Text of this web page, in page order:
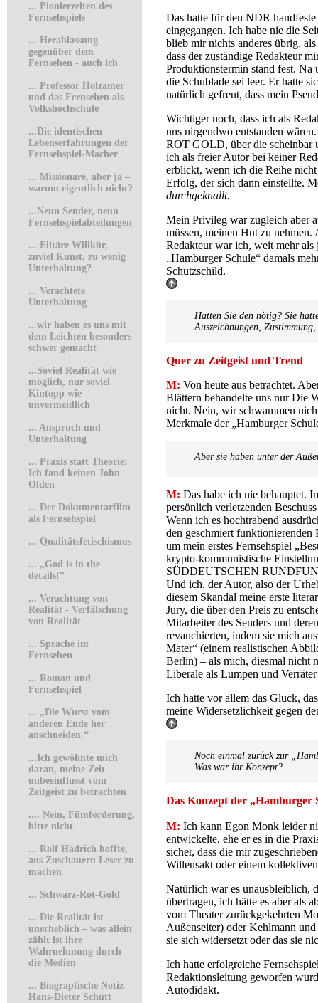
... Pionierzeiten des
Fernsehspiels
... Herablassung
gegenüber dem
Fernsehen - auch ich
... Professor Holzamer
und das Fernsehen als
Volkshochschule
...Die identischen
Lebenserfahrungen der
Fernsehspiel-Macher
... Missionare, aber ja –
warum eigentlich nicht?
...Neun Sender, neun
Fernsehspielabteilungen
... Elitäre Willkür,
zuviel Kunst, zu wenig
Unterhaltung?
... Verachtete
Unterhaltung
...wir haben es uns mit
dem Leichten besonders
schwer gemacht
...Soviel Realität wie
möglich, nur soviel
Kintopp wie
unvermeidlich
... Anspruch und
Unterhaltung
... Praxis statt Theorie:
Ich fand keinen John
Olden
... Der Dokumentarfilm
als Fernsehspiel
... Qualitätsfetischismus
... „God is in the
details!“
... Verachtung von
Realität - Verfälschung
von Realität
... Sprache im
Fernsehen
... Roman und
Fernsehspiel
... „Die Wurst vom
anderen Ende her
anschneiden.“
...Ich gewöhnte mich
daran, meine Zeit
unbeeinflusst vom
Zeitgeist zu betrachten
.... Nein, Filmförderung,
bitte nicht
... Rolf Hädrich hoffte,
aus Zuschauern Leser zu
machen
... Schwarz-Rot-Gold
... Die Realität ist
unerheblich – was allein
zählt ist ihre
Wahrnehmung durch
die Medien
... Biograpfische Notiz
Hans-Dieter Schütt
Das hatte für den NDR
eingegangen. Ich habe nie die
blieb mir nichts anderes übrig,
dass der zuständige Redakteur
Produktionstermin stand fest. Na
die Schublade sei leer. Er hatte
natürlich gefreut, dass mein
Wichtiger noch, dass ich als
uns nirgendwo entstanden
ROT GOLD, über die scheinbar
ich als freier Autor bei keiner
erblickt, wenn ich die Reihe
Erfolg, der sich dann einstellte.
durchgeknallt.
Mein Privileg war zugleich aber
müssen, meinen Hut zu
Redakteur war ich, weit mehr
„Hamburger Schule“ damals
Schutzschild.
Hatten Sie den nötig? Sie
Auszeichnungen,
Quer zu Zeitgeist und Trend
M: Von heute aus betrachtet.
Blättern behandelte uns nur
nicht. Nein, wir schwammen
Merkmale der „Hamburger
Aber sie haben unter der
M: Das habe ich nie behauptet.
persönlich verletzenden
Wenn ich es hochtrabend
den geschmiert
um mein erstes Fernsehspiel
krypto-kommunistische
SÜDDEUTSCHEN
Und ich, der Autor, also der
diesem Skandal meine erste
Jury, die über den Preis zu
Mitarbeiter des Senders und
revanchierten, indem sie mich
Mater“ (einem realistischen
Berlin) – als mich, diesmal nicht
Liberale als Lumpen und
Ich hatte vor allem das Glück,
meine Widersetzlichkeit gegen
Noch einmal zurück zur
Was war ihr Konzept?
Das Konzept der „Hamburger
M: Ich kann Egon Monk leider
entwickelte, ehe er es in die
sicher, dass die mir
Willensakt oder einem
Natürlich war es unausbleiblich,
übertragen, ich hätte es aber als
vom Theater zurückgekehrten
Außenseiter) oder Kehlmann
sie sich widersetzt oder das sie
Ich hatte erfolgreiche
Redaktionsleitung geworfen
Autodidakt.